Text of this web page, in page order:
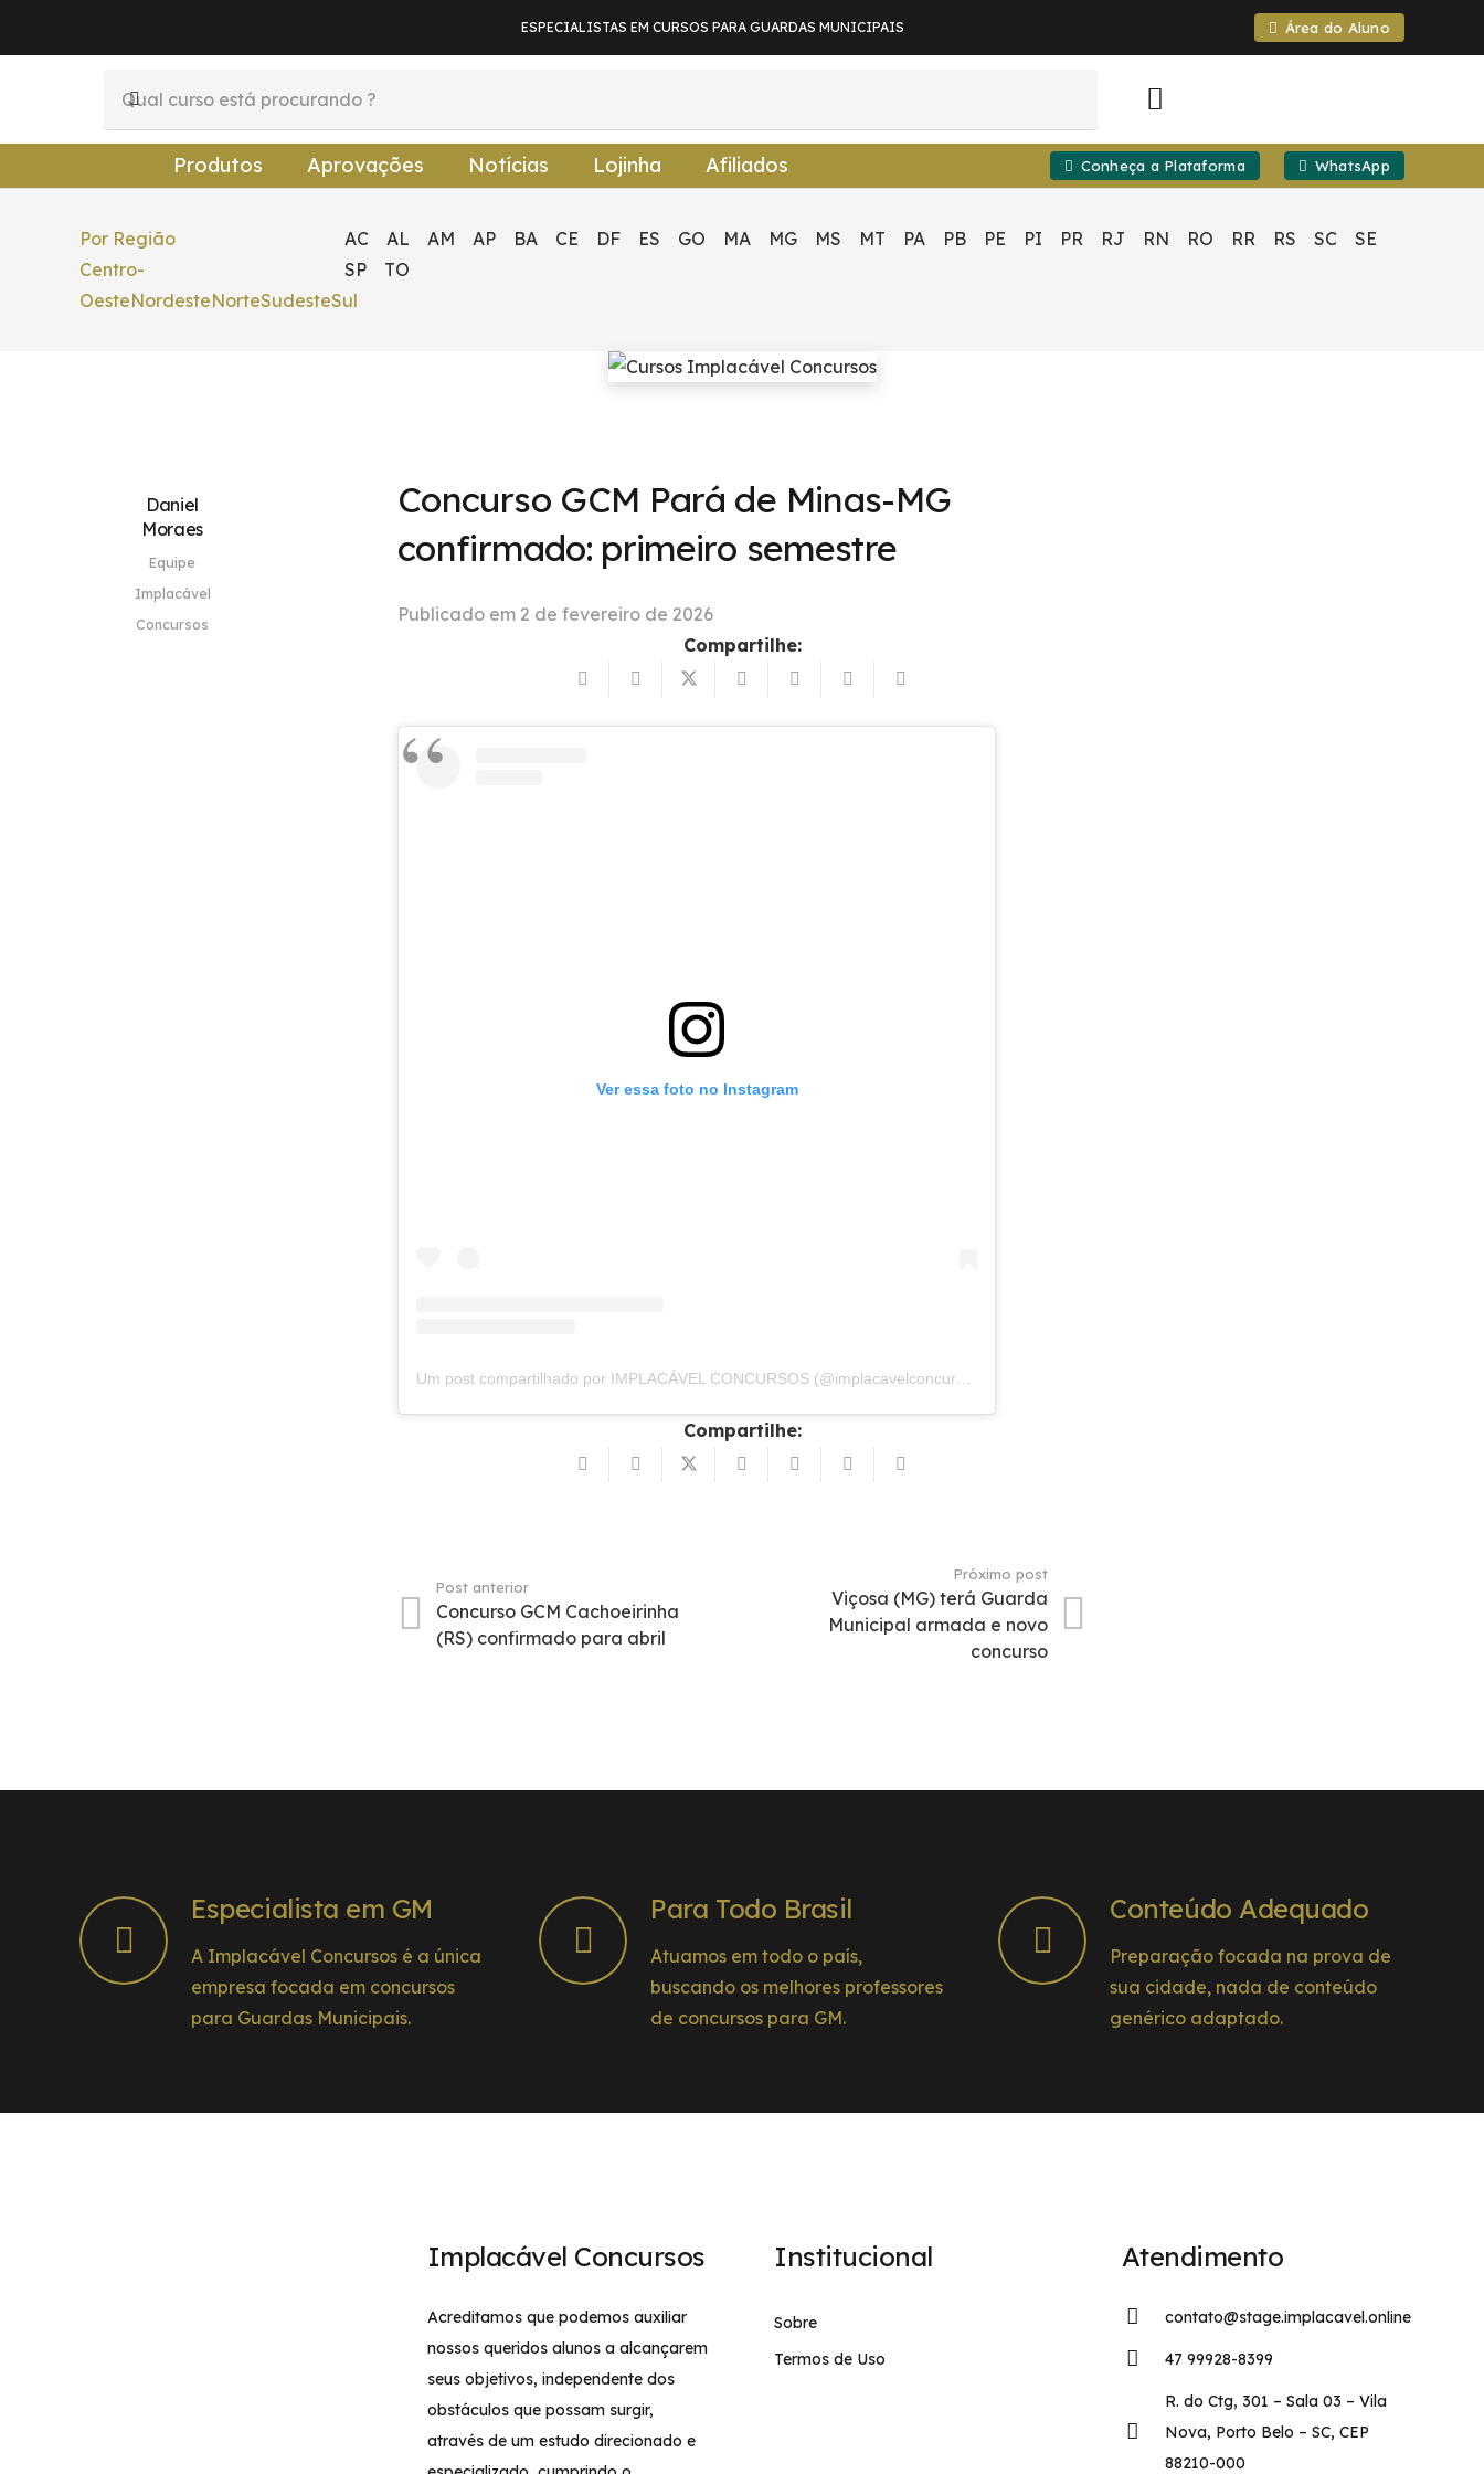
ESPECIALISTAS EM CURSOS PARA GUARDAS MUNICIPAIS Área do Aluno
Produtos Aprovações Notícias Lojinha Afiliados Conheça a Plataforma WhatsApp
Por Região
Centro-
OesteNordesteNorteSudesteSul
AC AL AM AP BA CE DF ES GO MA MG MS MT PA PB PE PI PR RJ RN RO RR RS SC
SE
SP
TO
Daniel
Moraes
Equipe
Implacável
Concursos
Concurso GCM Pará de Minas-MG
confirmado: primeiro semestre
Publicado em 2 de fevereiro de 2026
Compartilhe:
Ver essa foto no Instagram
Compartilhe:
Post anterior
Concurso GCM Cachoeirinha
(RS) confirmado para abril
Próximo post
Viçosa (MG) terá Guarda
Municipal armada e novo
concurso
Especialista em GM
A Implacável Concursos é a única
empresa focada em concursos
para Guardas Municipais.
Para Todo Brasil
Atuamos em todo o país,
buscando os melhores professores
de concursos para GM.
Conteúdo Adequado
Preparação focada na prova de
sua cidade, nada de conteúdo
genérico adaptado.
Implacável Concursos
Acreditamos que podemos auxiliar
nossos queridos alunos a alcançarem
seus objetivos, independente dos
obstáculos que possam surgir,
através de um estudo direcionado e
Institucional
Sobre
Termos de Uso
Atendimento
contato@stage.implacavel.online
47 99928-8399
R. do Ctg, 301 – Sala 03 – Vila
Nova, Porto Belo – SC, CEP
88210-000